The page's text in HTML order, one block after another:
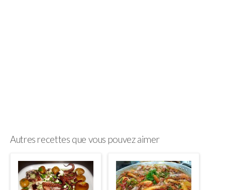
Autres recettes que vous pouvez aimer